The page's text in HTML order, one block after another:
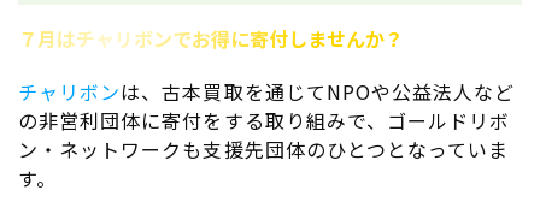
７月はチャリボンでお得に寄付しませんか？
チャリボンは、古本買取を通じてNPOや公益法人など
の非営利団体に寄付をする取り組みで、ゴールドリボ
ン・ネットワークも支援先団体のひとつとなっていま
す。